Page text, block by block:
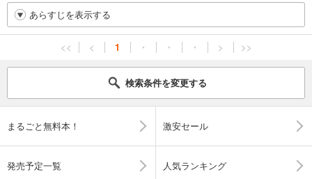
あらすじを表示する
<< < 1 ・ ・ ・ > >>
検索条件を変更する
まるごと無料本！ 激安セール
発売予定一覧 人気ランキング